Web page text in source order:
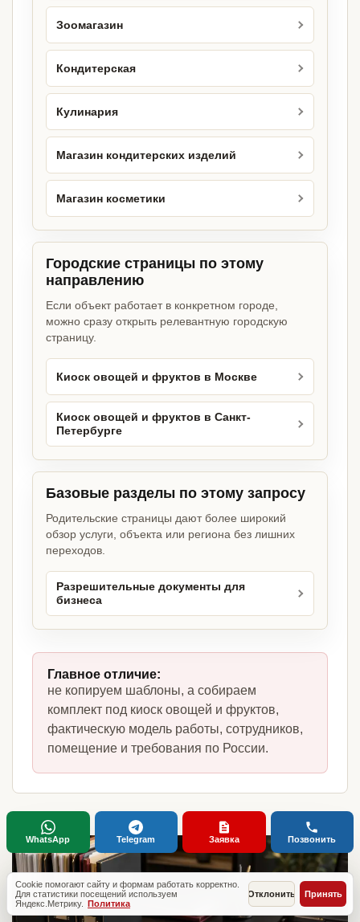
Зоомагазин
Кондитерская
Кулинария
Магазин кондитерских изделий
Магазин косметики
Городские страницы по этому
направлению
Если объект работает в конкретном городе,
можно сразу открыть релевантную городскую
страницу.
Киоск овощей и фруктов в Москве
Киоск овощей и фруктов в Санкт-
Петербурге
Базовые разделы по этому запросу
Родительские страницы дают более широкий
обзор услуги, объекта или региона без лишних
переходов.
Разрешительные документы для
бизнеса
Главное отличие:
не копируем шаблоны, а собираем
комплект под киоск овощей и фруктов,
фактическую модель работы, сотрудников,
помещение и требования по России.
Cookie помогают сайту и формам работать корректно.
Для статистики посещений используем
Яндекс.Метрику. Политика
Отклонить Принять
WhatsApp Telegram Заявка Позвонить